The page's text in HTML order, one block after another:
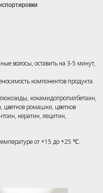
волосы, оставить на 3-5 минут,
компонентов продукта.
кокамидопропилбетаин,
цветков ромашки, цветков
кератин, лецитин,
от +15 до +25 ℃.